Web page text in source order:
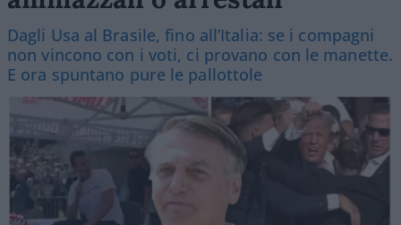
Dagli Usa al Brasile, fino all’Italia: se i compagni
non vincono con i voti, ci provano con le manette.
E ora spuntano pure le pallottole